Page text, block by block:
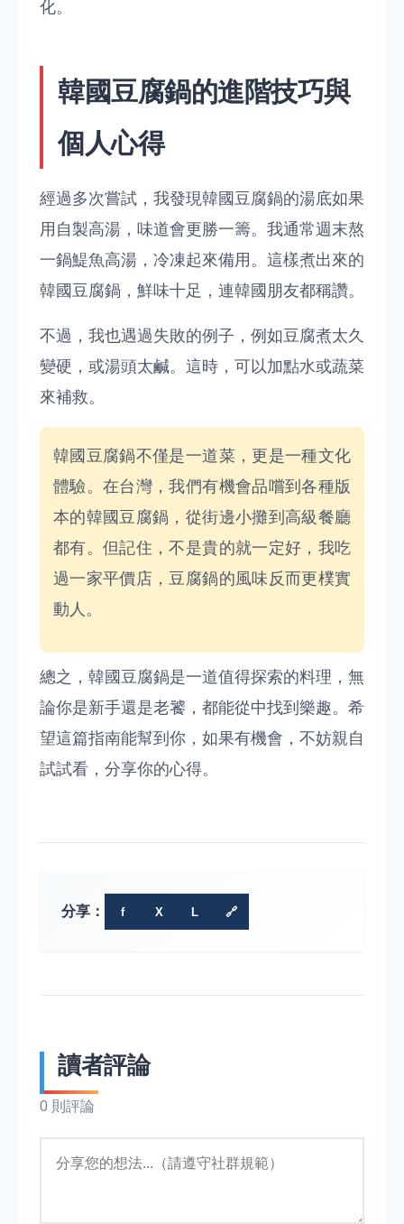
化。
韓國豆腐鍋的進階技巧與
個人心得
經過多次嘗試，我發現韓國豆腐鍋的湯底如果
用自製高湯，味道會更勝一籌。我通常週末熬
一鍋鯷魚高湯，冷凍起來備用。這樣煮出來的
韓國豆腐鍋，鮮味十足，連韓國朋友都稱讚。
不過，我也遇過失敗的例子，例如豆腐煮太久
變硬，或湯頭太鹹。這時，可以加點水或蔬菜
來補救。
韓國豆腐鍋不僅是一道菜，更是一種文化
體驗。在台灣，我們有機會品嚐到各種版
本的韓國豆腐鍋，從街邊小攤到高級餐廳
都有。但記住，不是貴的就一定好，我吃
過一家平價店，豆腐鍋的風味反而更樸實
動人。
總之，韓國豆腐鍋是一道值得探索的料理，無
論你是新手還是老饕，都能從中找到樂趣。希
望這篇指南能幫到你，如果有機會，不妨親自
試試看，分享你的心得。
分享： f X L 🔗
讀者評論
0 則評論